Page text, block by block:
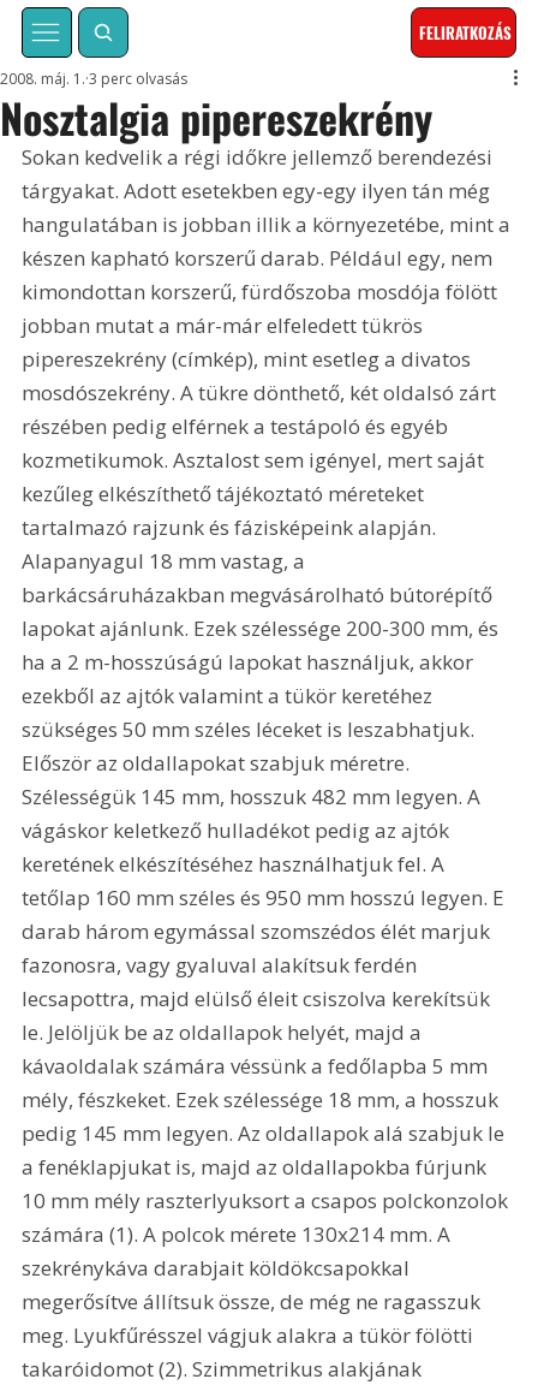
FELIRATKOZÁS
Nosztalgia pipereszekrény
2008. máj. 1. 3 perc olvasás
Sokan kedvelik a régi időkre jellemző berendezési
tárgyakat. Adott esetekben egy-egy ilyen tán még
hangulatában is jobban illik a környezetébe, mint a
készen kapható korszerű darab. Például egy, nem
kimondottan korszerű, fürdőszoba mosdója fölött
jobban mutat a már-már elfeledett tükrös
pipereszekrény (címkép), mint esetleg a divatos
mosdószekrény. A tükre dönthető, két oldalsó zárt
részében pedig elférnek a testápoló és egyéb
kozmetikumok. Asztalost sem igényel, mert saját
kezűleg elkészíthető tájékoztató méreteket
tartalmazó rajzunk és fázisképeink alapján.
Alapanyagul 18 mm vastag, a
barkácsáruházakban megvásárolható bútorépítő
lapokat ajánlunk. Ezek szélessége 200-300 mm, és
ha a 2 m-hosszúságú lapokat használjuk, akkor
ezekből az ajtók valamint a tükör keretéhez
szükséges 50 mm széles léceket is leszabhatjuk.
Először az oldallapokat szabjuk méretre.
Szélességük 145 mm, hosszuk 482 mm legyen. A
vágáskor keletkező hulladékot pedig az ajtók
keretének elkészítéséhez használhatjuk fel. A
tetőlap 160 mm széles és 950 mm hosszú legyen. E
darab három egymással szomszédos élét marjuk
fazonosra, vagy gyaluval alakítsuk ferdén
lecsapottra, majd elülső éleit csiszolva kerekítsük
le. Jelöljük be az oldallapok helyét, majd a
kávaoldalak számára véssünk a fedőlapba 5 mm
mély, fészkeket. Ezek szélessége 18 mm, a hosszuk
pedig 145 mm legyen. Az oldallapok alá szabjuk le
a fenéklapjukat is, majd az oldallapokba fúrjunk
10 mm mély raszterlyuksort a csapos polckonzolok
számára (1). A polcok mérete 130x214 mm. A
szekrénykáva darabjait köldökcsapokkal
megerősítve állítsuk össze, de még ne ragasszuk
meg. Lyukfűrésszel vágjuk alakra a tükör fölötti
takaróidomot (2). Szimmetrikus alakjának